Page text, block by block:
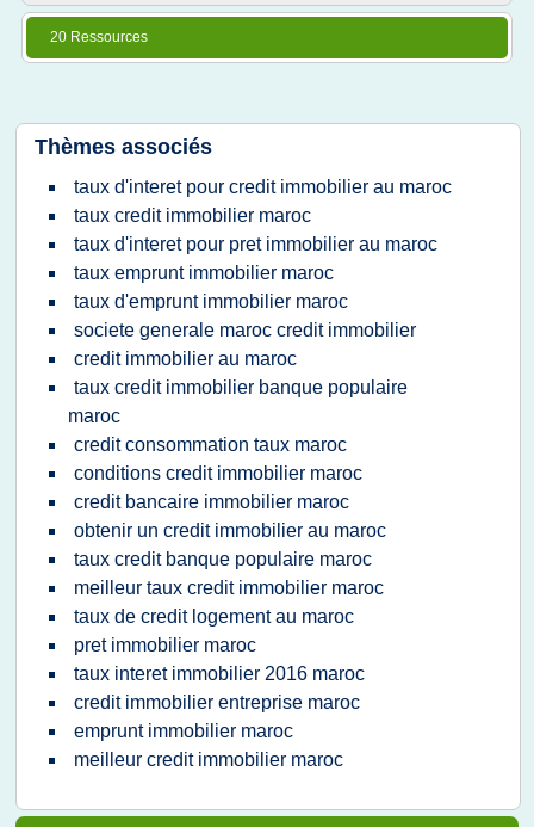
20 Ressources
Thèmes associés
taux d'interet pour credit immobilier au maroc
taux credit immobilier maroc
taux d'interet pour pret immobilier au maroc
taux emprunt immobilier maroc
taux d'emprunt immobilier maroc
societe generale maroc credit immobilier
credit immobilier au maroc
taux credit immobilier banque populaire
maroc
credit consommation taux maroc
conditions credit immobilier maroc
credit bancaire immobilier maroc
obtenir un credit immobilier au maroc
taux credit banque populaire maroc
meilleur taux credit immobilier maroc
taux de credit logement au maroc
pret immobilier maroc
taux interet immobilier 2016 maroc
credit immobilier entreprise maroc
emprunt immobilier maroc
meilleur credit immobilier maroc